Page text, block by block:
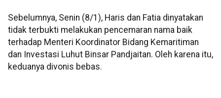
Sebelumnya, Senin (8/1), Haris dan Fatia dinyatakan
tidak terbukti melakukan pencemaran nama baik
terhadap Menteri Koordinator Bidang Kemaritiman
dan Investasi Luhut Binsar Pandjaitan. Oleh karena itu,
keduanya divonis bebas.